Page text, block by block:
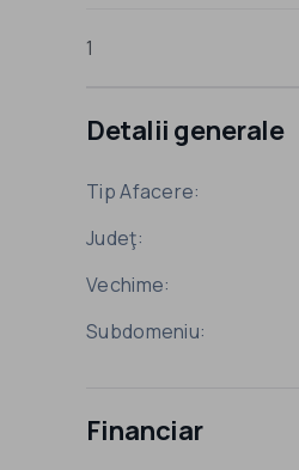
1
Detalii generale
Tip Afacere:
Judeţ:
Vechime:
Subdomeniu:
Financiar